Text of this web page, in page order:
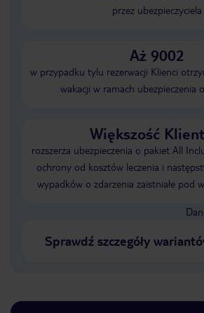
przez ubezpieczyciela
Aż 9002
w przypadku tylu rezerwacji Klienci
wakacji w ramach ubezpieczenia
Większość
rozszerza ubezpieczenia o pakiet All
ochrony od kosztów leczenia i
wypadków o zdarzenia zaistniałe pod
Sprawdź szczegóły